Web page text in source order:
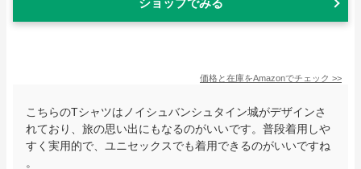
ショップでみる
価格と在庫をAmazonでチェック >>
こちらのTシャツはノイシュバンシュタイン城がデザインさ
れており、旅の思い出にもなるのがいいです。普段着用しや
すく実用的で、ユニセックスでも着用できるのがいいですね
。